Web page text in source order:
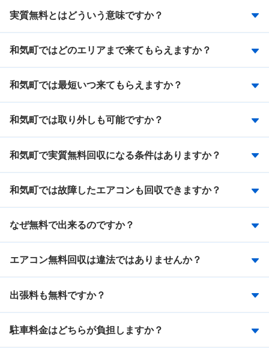
実質無料とはどういう意味ですか？
和気町ではどのエリアまで来てもらえますか？
和気町では最短いつ来てもらえますか？
和気町では取り外しも可能ですか？
和気町で実質無料回収になる条件はありますか？
和気町では故障したエアコンも回収できますか？
なぜ無料で出来るのですか？
エアコン無料回収は違法ではありませんか？
出張料も無料ですか？
駐車料金はどちらが負担しますか？